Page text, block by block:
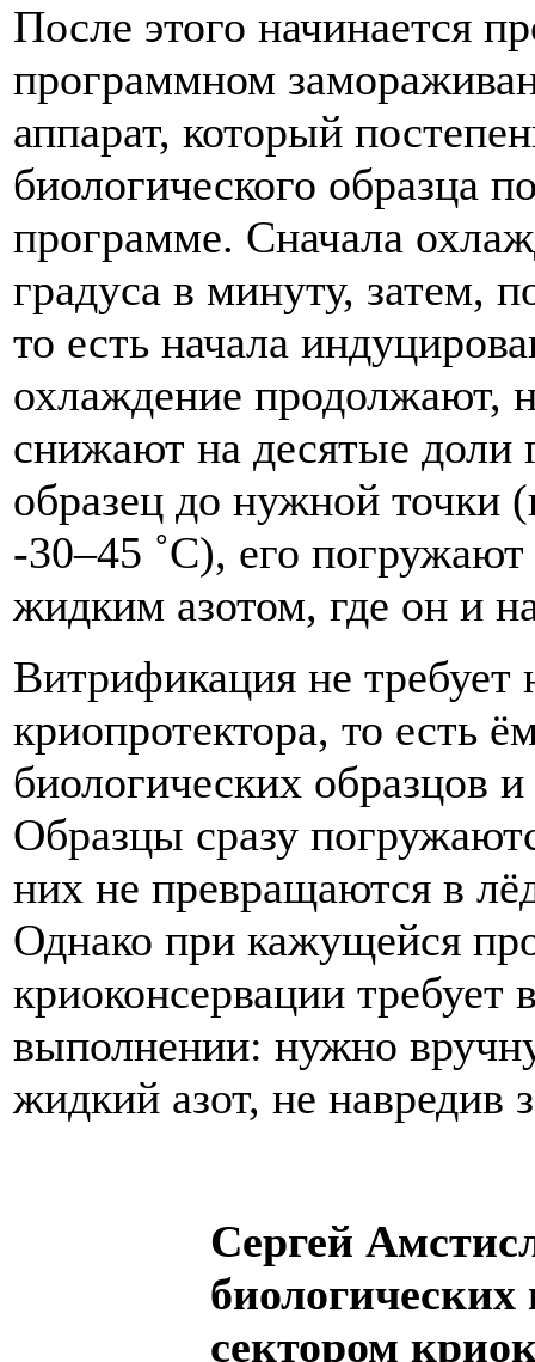
После этого начинается
программном
аппарат, который
биологического образца
программе. Сначала
градуса в минуту, затем,
то есть начала
охлаждение продолжают,
снижают на десятые доли
образец до нужной точки
-30–45 ˚C), его
жидким азотом, где он и
Витрификация не
криопротектора, то есть
биологических образцов
Образцы сразу
них не превращаются в
Однако при кажущейся
криоконсервации требует
выполнении: нужно
жидкий азот, не навредив
Сергей
сектором